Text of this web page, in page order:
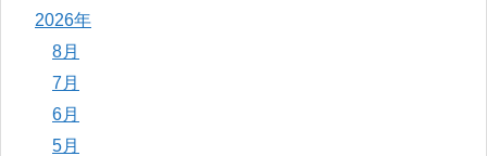
2026年
8月
7月
6月
5月